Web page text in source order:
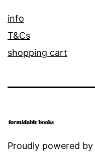
info
T&Cs
shopping cart
Proudly powered by